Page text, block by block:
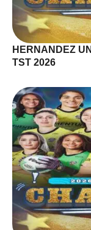
HERNANDEZ
TST 2026